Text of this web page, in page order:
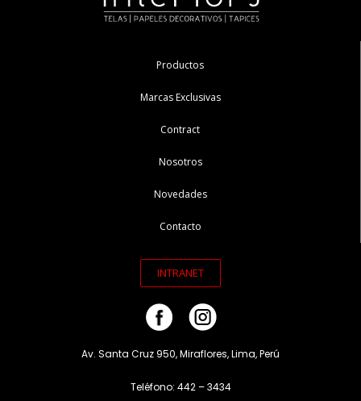
Productos
Marcas Exclusivas
Contract
Nosotros
Novedades
Contacto
INTRANET
Av. Santa Cruz 950, Miraflores, Lima, Perú
Teléfono: 442 – 3434